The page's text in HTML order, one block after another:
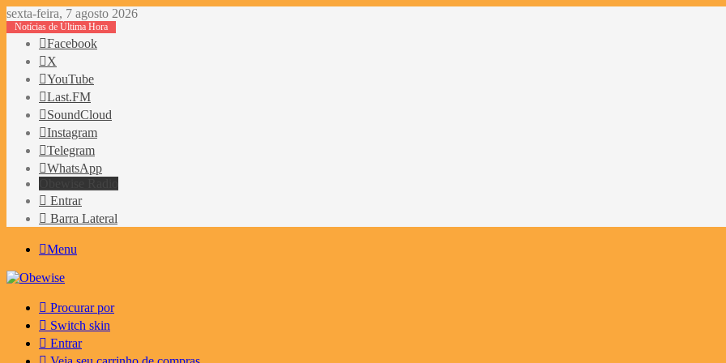
sexta-feira, 7 agosto 2026
Notícias de Última Hora
Facebook
X
YouTube
Last.FM
SoundCloud
Instagram
Telegram
WhatsApp
Entrar
Barra Lateral
Menu
Procurar por
Switch skin
Entrar